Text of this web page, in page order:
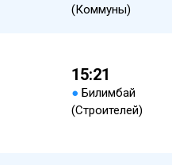
(Коммуны)
15:21
● Билимбай
(Строителей)